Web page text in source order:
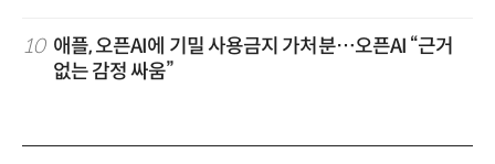
10 애플, 오픈AI에 기밀 사용금지 가처분…오픈AI “근거
없는 감정 싸움”